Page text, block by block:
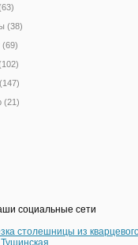
(38)
(69)
(21)
социальные сети
столешницы из